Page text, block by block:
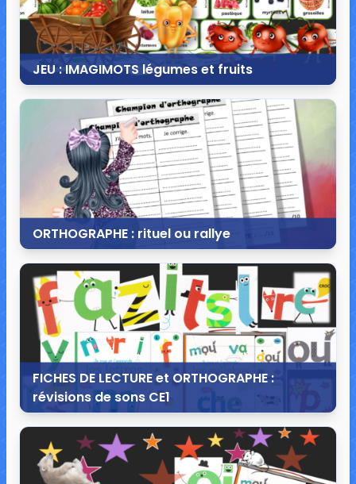
JEU : IMAGIMOTS légumes et fruits
7 septembre 2019
6 commentaires
19 643 vues
ORTHOGRAPHE : rituel ou rallye
16 juin 2019
22 commentaires
46 200 vues
FICHES DE LECTURE et ORTHOGRAPHE :
révisions de sons CE1
20 mai 2018
91 commentaires
194 935 vues